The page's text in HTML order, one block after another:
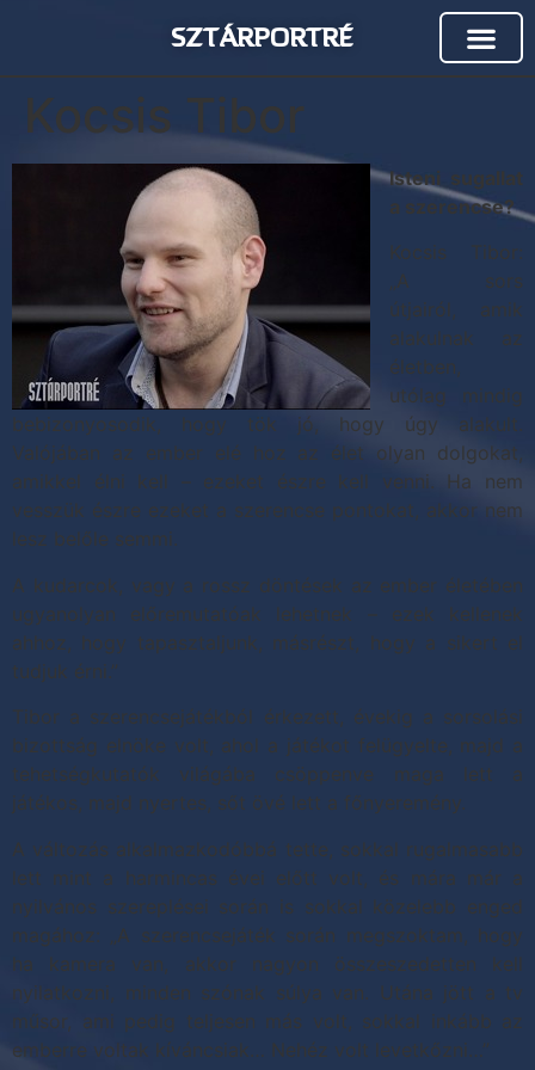
SZTÁRPORTRÉ
Kocsis Tibor
Isteni sugallat
a szerencse?
Kocsis Tibor:
„A sors
útjairól, amik
alakulnak az
életben,
utólag mindig
bebizonyosodik, hogy tök jó, hogy úgy alakult.
Valójában az ember elé hoz az élet olyan dolgokat,
amikkel élni kell – ezeket észre kell venni. Ha nem
vesszük észre ezeket a szerencse pontokat, akkor nem
lesz belőle semmi.
A kudarcok, vagy a rossz döntések az ember életében
ugyanolyan előremutatóak lehetnek – ezek kellenek
ahhoz, hogy tapasztaljunk, másrészt, hogy a sikert el
tudjuk érni.”
Tibor a szerencsejátékból érkezett, évekig a sorsolási
bizottság elnöke volt, ahol a játékot felügyelte, majd a
tehetségkutatók világába csöppenve maga lett a
játékos, majd nyertes, sőt övé lett a főnyeremény.
A változás alkalmazkodóbbá tette, sokkal rugalmasabb
lett mint a harmincas évei előtt volt, és mára már a
nyilvános szereplései során is sokkal közelebb enged
magához: „A szerencsejáték során megszoktam, hogy
ha kamera van, akkor nagyon összeszedetten kell
nyilatkozni, minden szónak súlya van. Utána jött a tv
műsor, ami pedig teljesen más volt, sokkal inkább az
emberre voltak kíváncsiak… Nehéz volt levetkőzni…”